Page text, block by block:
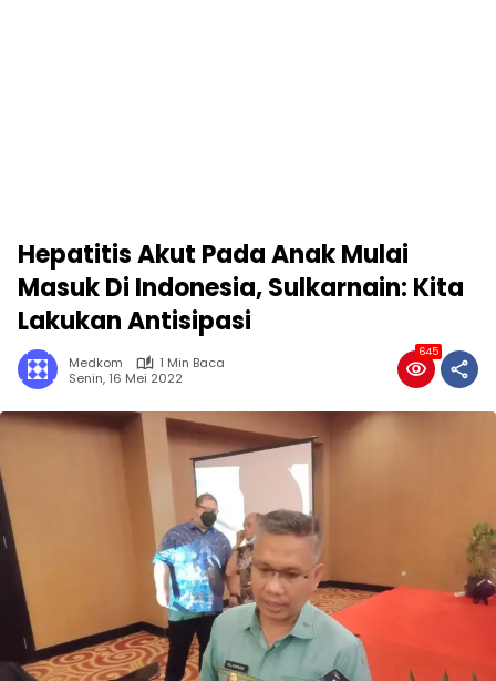
Hepatitis Akut Pada Anak Mulai
Masuk Di Indonesia, Sulkarnain: Kita
Lakukan Antisipasi
Medkom
1 Min Baca
Senin, 16 Mei 2022
645